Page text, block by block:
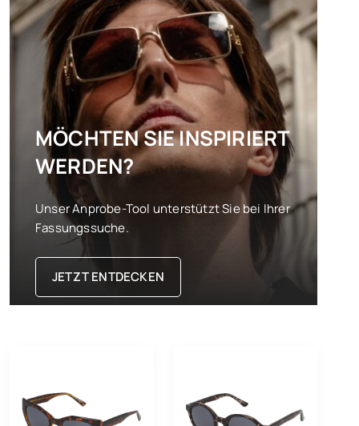
MÖCHTEN SIE INSPIRIERT
WERDEN?
Unser Anprobe-Tool unterstützt Sie bei Ihrer
Fassungssuche.
JETZT ENTDECKEN